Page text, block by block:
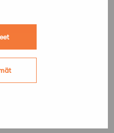
on ratkennut